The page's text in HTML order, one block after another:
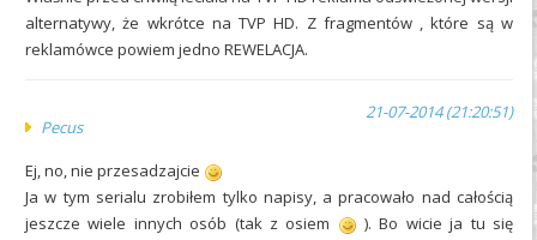
alternatywy, że wkrótce na TVP HD. Z fragmentów , które są w
reklamówce powiem jedno REWELACJA.
Pecus
21-07-2014 (21:20:51)
Ej, no, nie przesadzajcie
Ja w tym serialu zrobiłem tylko napisy, a pracowało nad całością
jeszcze wiele innych osób (tak z osiem
). Bo wicie ja tu się